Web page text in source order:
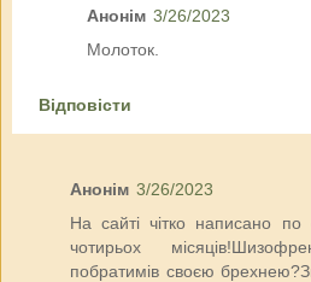
Анонім 3/26/2023
Молоток.
Відповісти
Анонім 3/26/2023
На сайті чітко написано по
чотирьох
побратимів своєю